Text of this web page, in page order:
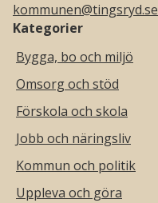
kommunen@tingsryd.se
Kategorier
Bygga, bo och miljö
Omsorg och stöd
Förskola och skola
Jobb och näringsliv
Kommun och politik
Uppleva och göra